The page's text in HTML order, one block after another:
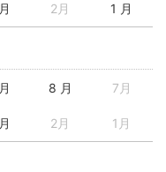
2月 1 月
8 月 7月
2月 1月